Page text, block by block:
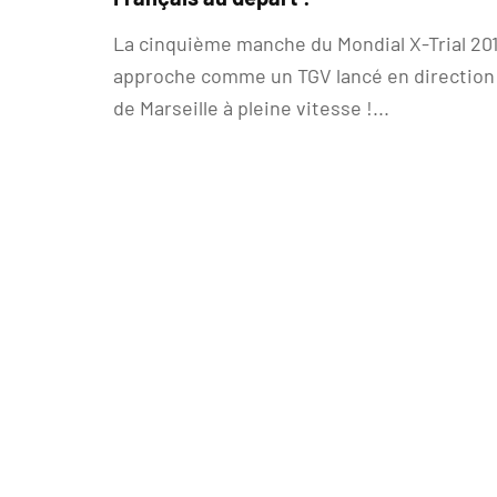
La cinquième manche du Mondial X-Trial
approche comme un TGV lancé en direction
de Marseille à pleine vitesse !...